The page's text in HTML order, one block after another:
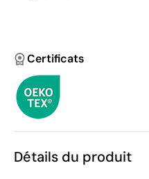
Certificats
Détails du produit